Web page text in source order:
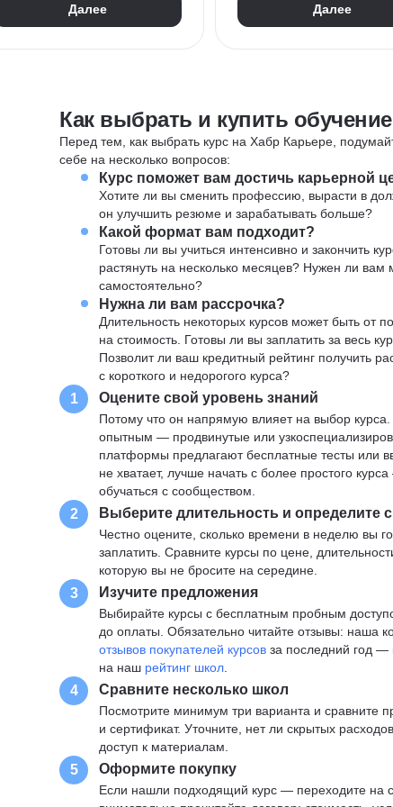
Далее Далее
Как выбрать и купить
Перед тем, как выбрать курс на Хабр Карьере,
себе на несколько вопросов:
Курс поможет вам достичь карьерной
Хотите ли вы сменить профессию, вырасти в
он улучшить резюме и зарабатывать больше?
Какой формат вам подходит?
Готовы ли вы учиться интенсивно и закончить
растянуть на несколько месяцев? Нужен ли вам
самостоятельно?
Нужна ли вам рассрочка?
Длительность некоторых курсов может быть от
на стоимость. Готовы ли вы заплатить за весь
Позволит ли ваш кредитный рейтинг получить
с короткого и недорогого курса?
1 Оцените свой уровень знаний
Потому что он напрямую влияет на выбор
опытным — продвинутые или
платформы предлагают бесплатные тесты или
не хватает, лучше начать с более простого
обучаться с сообществом.
2 Выберите длительность и определите
Честно оцените, сколько времени в неделю вы
заплатить. Сравните курсы по цене,
которую вы не бросите на середине.
3 Изучите предложения
Выбирайте курсы с бесплатным пробным
до оплаты. Обязательно читайте отзывы: наша
отзывов покупателей курсовза последний год —
на наш рейтинг школ
4 Сравните несколько школ
Посмотрите минимум три варианта и сравните
и сертификат. Уточните, нет ли скрытых
доступ к материалам.
5 Оформите покупку
Если нашли подходящий курс — переходите на